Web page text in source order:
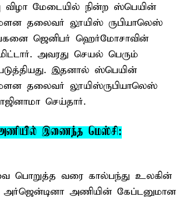
விழா மேடையில் நின்ற ஸ்பெயின்
தலைவர் லூயிஸ் ருபியாலெஸ்
ஜெனிபர் ஹெர்மோசாவின்
அவரது செயல் பெரும்
இதனால் ஸ்பெயின்
தலைவர் லூயிஸ்ருபியாலெஸ்
செய்தார்.
இணைந்த மெஸ்சி:
பொறுத்த வரை கால்பந்து உலகின்
அர்ஜென்டினா அணியின் கேப்டனுமான